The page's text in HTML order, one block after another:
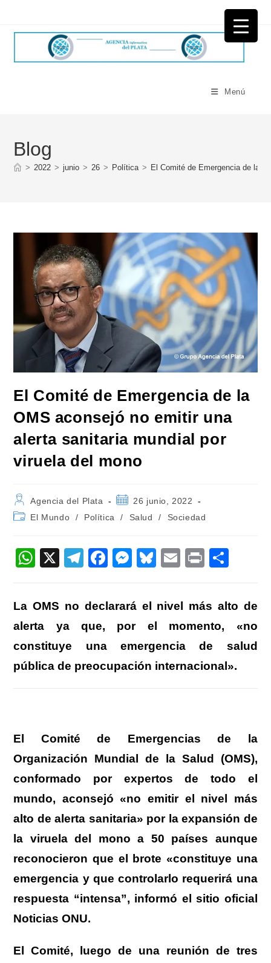
Menú
Blog
> 2022 > junio > 26 > Política > El Comité de Emergencia de la
El Comité de Emergencia de la
OMS aconsejó no emitir una
alerta sanitaria mundial por
viruela del mono
Autor
de
la
Agencia del Plata
Publicación
la
26 junio, 2022
Categoría
entrada:
El Mundo / Política / Salud / Sociedad
W
at
s
A
p
p
X
T
e
gr
a
m
F
e
b
o
M
ss
e
n
g
er
Bl
e
sk
y
E
ail
Pr
p
ar
tir
La OMS no declarará el nivel más alto de
alerta ya que, por el momento, «no
constituye una emergencia de salud
pública de preocupación internacional».
El Comité de Emergencias de la
Organización Mundial de la Salud (OMS),
conformado por expertos de todo el
mundo, aconsejó «no emitir el nivel más
alto de alerta sanitaria» por la expansión de
la viruela del mono a 50 países aunque
reconocieron que el brote «constituye una
emergencia y que controlarlo requerirá una
respuesta “intensa”, informó el sitio oficial
Noticias ONU.
El Comité, luego de una reunión de tres